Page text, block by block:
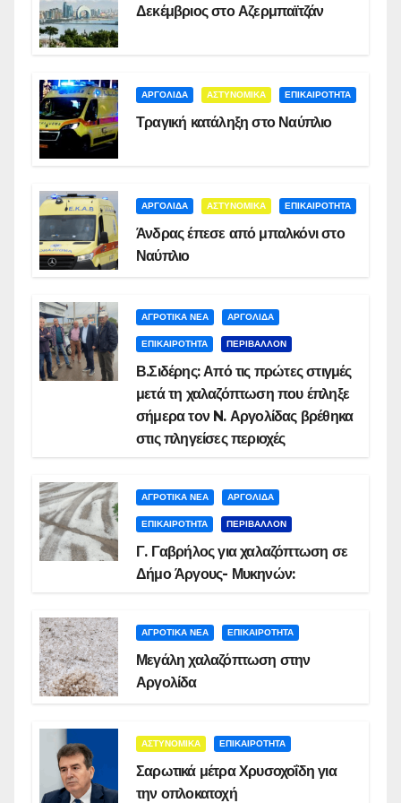
Δεκέμβριος στο Αζερμπαϊτζάν
ΑΡΓΟΛΙΔΑ ΑΣΤΥΝΟΜΙΚΑ ΕΠΙΚΑΙΡΟΤΗΤΑ
Τραγική κατάληξη στο Ναύπλιο
ΑΡΓΟΛΙΔΑ ΑΣΤΥΝΟΜΙΚΑ ΕΠΙΚΑΙΡΟΤΗΤΑ
Άνδρας έπεσε από μπαλκόνι στο
Ναύπλιο
ΑΓΡΟΤΙΚΑ ΝΕΑ ΑΡΓΟΛΙΔΑ
ΕΠΙΚΑΙΡΟΤΗΤΑ ΠΕΡΙΒΑΛΛΟΝ
Β.Σιδέρης: Από τις πρώτες στιγμές
μετά τη χαλαζόπτωση που έπληξε
σήμερα τον N. Αργολίδας βρέθηκα
στις πληγείσες περιοχές
ΑΓΡΟΤΙΚΑ ΝΕΑ ΑΡΓΟΛΙΔΑ
ΕΠΙΚΑΙΡΟΤΗΤΑ ΠΕΡΙΒΑΛΛΟΝ
Γ. Γαβρήλος για χαλαζόπτωση σε
Δήμο Άργους- Μυκηνών:
ΑΓΡΟΤΙΚΑ ΝΕΑ ΕΠΙΚΑΙΡΟΤΗΤΑ
Μεγάλη χαλαζόπτωση στην
Αργολίδα
ΑΣΤΥΝΟΜΙΚΑ ΕΠΙΚΑΙΡΟΤΗΤΑ
Σαρωτικά μέτρα Χρυσοχοΐδη για
την οπλοκατοχή